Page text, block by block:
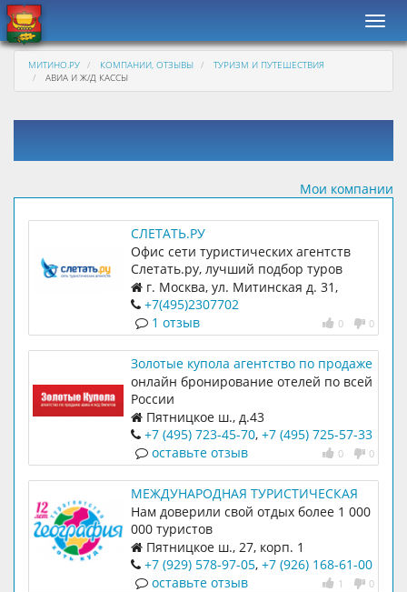
МИТИНО.РУ КОМПАНИИ, ОТЗЫВЫ
ТУРИЗМ И ПУТЕШЕСТВИЯ
АВИА И Ж/Д КАССЫ
Мои компании
СЛЕТАТЬ.РУ
Офис сети туристических агентств
Слетать.ру, лучший подбор туров
цена-качество, благодаря уникальной
системе поиска туров. Грамотные
менеджеры.
г. Москва, ул. Митинская д. 31,
Центр услуг "Митино", офис №9
+7(495)2307702
0 0
1 отзыв
Золотые купола агентство по продаже
авиа и ж/д билетов
онлайн бронирование отелей по всей
России
Пятницкое ш., д.43
+7 (495) 723-45-70, +7 (495) 725-57-33
0 0
оставьте отзыв
МЕЖДУНАРОДНАЯ ТУРИСТИЧЕСКАЯ
СЕТЬ ГЕОГРАФИЯ
Нам доверили свой отдых более 1 000
000 туристов
Пятницкое ш., 27, корп. 1
+7 (929) 578-97-05, +7 (926) 168-61-00
1 0
оставьте отзыв